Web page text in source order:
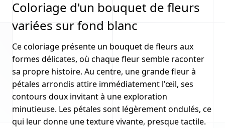
Coloriage d'un bouquet de fleurs
variées sur fond blanc
Ce coloriage présente un bouquet de fleurs aux
formes délicates, où chaque fleur semble raconter
sa propre histoire. Au centre, une grande fleur à
pétales arrondis attire immédiatement l'œil, ses
contours doux invitant à une exploration
minutieuse. Les pétales sont légèrement ondulés, ce
qui leur donne une texture vivante, presque tactile.